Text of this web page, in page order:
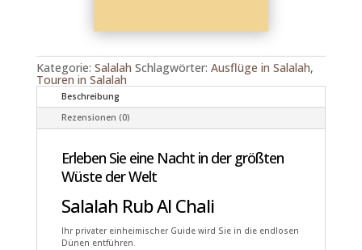
Kategorie: Salalah Schlagwörter: Ausflüge in Salalah,
Touren in Salalah
Beschreibung
Rezensionen (0)
Erleben Sie eine Nacht in der größten
Wüste der Welt
Salalah Rub Al Chali
Ihr privater einheimischer Guide wird Sie in die endlosen
Dünen entführen.